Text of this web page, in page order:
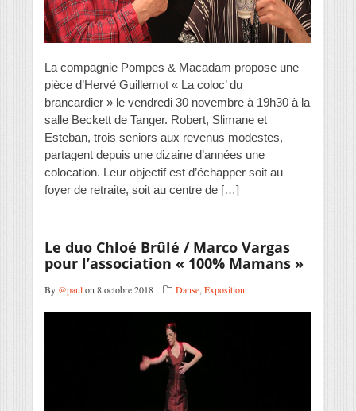
La compagnie Pompes & Macadam propose une
pièce d’Hervé Guillemot « La coloc’ du
brancardier » le vendredi 30 novembre à 19h30 à la
salle Beckett de Tanger. Robert, Slimane et
Esteban, trois seniors aux revenus modestes,
partagent depuis une dizaine d’années une
colocation. Leur objectif est d’échapper soit au
foyer de retraite, soit au centre de […]
Le duo Chloé Brûlé / Marco Vargas
pour l’association « 100% Mamans »
By @paulon 8 octobre 2018 Danse, Exposition